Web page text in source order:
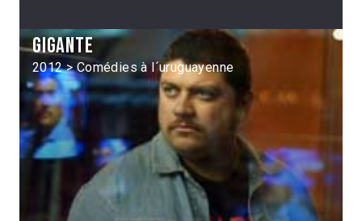
Gigante
2012 > Comédies à l´uruguayenne